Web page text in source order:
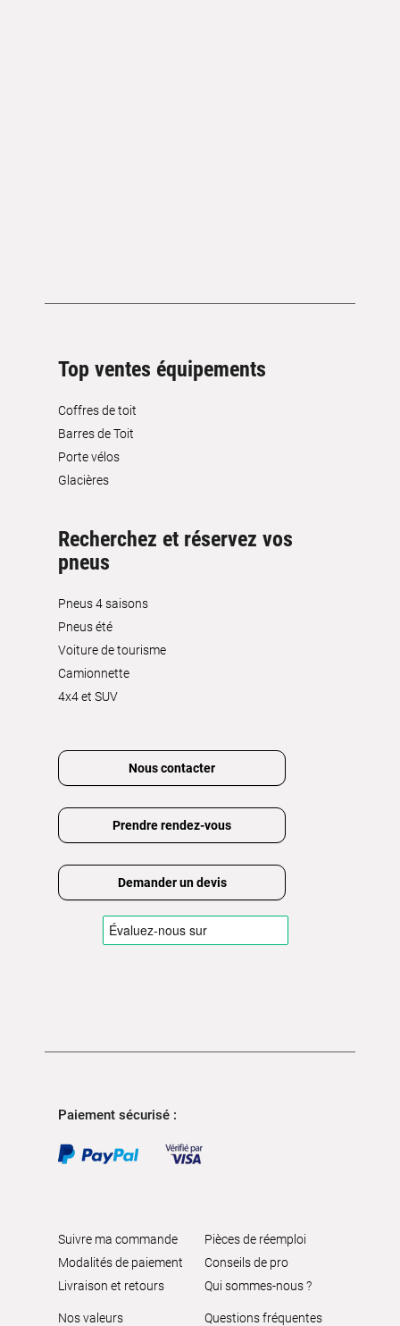
Top ventes équipements
Coffres de toit
Barres de Toit
Porte vélos
Glacières
Recherchez et réservez vos
pneus
Pneus 4 saisons
Pneus été
Voiture de tourisme
Camionnette
4x4 et SUV
Nous contacter
Prendre rendez-vous
Demander un devis
Paiement sécurisé :
Suivre ma commande
Modalités de paiement
Livraison et retours
Pièces de réemploi
Conseils de pro
Qui sommes-nous ?
Nos valeurs
Questions fréquentes